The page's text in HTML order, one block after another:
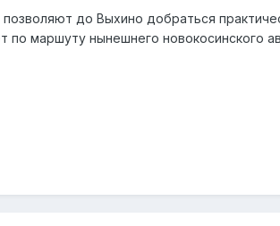
до Выхино добраться
маршуту нынешнего новокосинского